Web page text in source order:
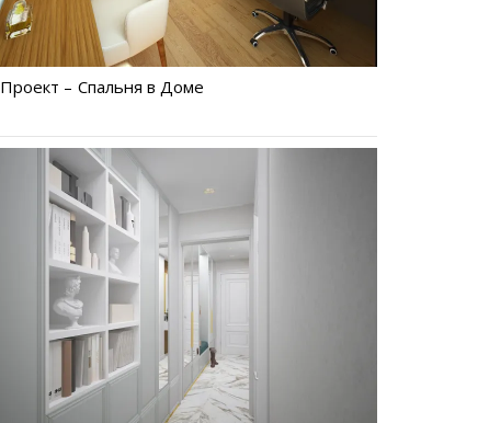
Проект – Спальня в Доме